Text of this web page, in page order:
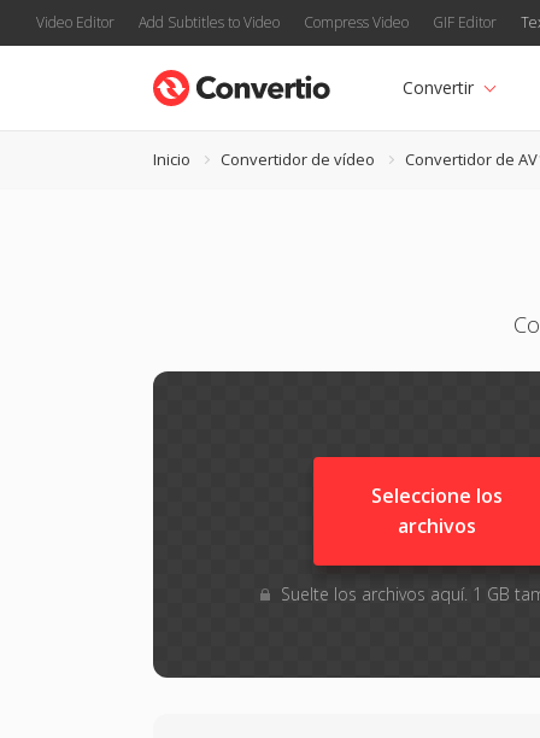
Video Editor Add Subtitles to Video Compress Video GIF Editor
Convertir
Inicio Convertidor de vídeo Convertidor de
Seleccione los
archivos
Suelte los archivos aquí. 1 GB